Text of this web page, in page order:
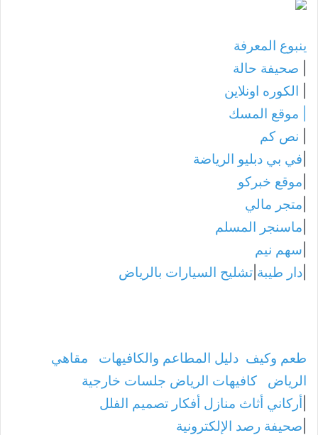
ينبوع المعرفة
صحيفة حالة
الكوره اونلاين
موقع المسك
نص كم
في بي دبليو الرياضة
موقع خبركو
متجر مالي
ماسنجر المسلم
سهم نيم
دار طيبة تشليح السيارات بالرياض
طعم وكيف دليل المطاعم والكافيهات
مقاهي
الرياض
كافيهات الرياض جلسات خارجية
أركاني أثاث منازل أفكار تصميم الفلل
صحيفة رصد الإلكترونية